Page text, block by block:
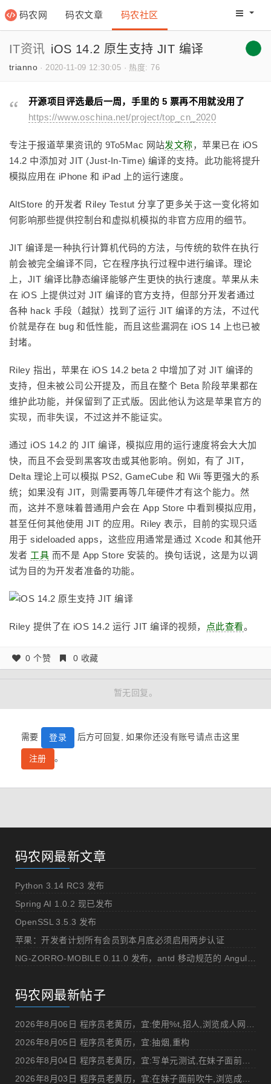
码农网 码农文章 码农社区 码农网
IT资讯 iOS 14.2 原生支持 JIT 编译
trianno ·2020-11-09 12:30:05 · 热度: 76
开源项目评选最后一周，手里的 5 票再不用就没用了
https://www.oschina.net/project/top_cn_2020
专注于报道苹果资讯的 9To5Mac 网站发文称，苹果已在 iOS
14.2 中添加对 JIT (Just-In-Time) 编译的支持。此功能将提升
模拟应用在 iPhone 和 iPad 上的运行速度。
AltStore 的开发者 Riley Testut 分享了更多关于这一变化将如
何影响那些提供控制台和虚拟机模拟的非官方应用的细节。
JIT 编译是一种执行计算机代码的方法，与传统的软件在执行
前会被完全编译不同，它在程序执行过程中进行编译。理论
上，JIT 编译比静态编译能够产生更快的执行速度。苹果从未
在 iOS 上提供过对 JIT 编译的官方支持，但部分开发者通过
各种 hack 手段（越狱）找到了运行 JIT 编译的方法，不过代
价就是存在 bug 和低性能，而且这些漏洞在 iOS 14 上也已被
封堵。
Riley 指出，苹果在 iOS 14.2 beta 2 中增加了对 JIT 编译的
支持，但未被公司公开提及，而且在整个 Beta 阶段苹果都在
维护此功能，并保留到了正式版。因此他认为这是苹果官方的
实现，而非失误，不过这并不能证实。
通过 iOS 14.2 的 JIT 编译，模拟应用的运行速度将会大大加
快，而且不会受到黑客攻击或其他影响。例如，有了 JIT，
Delta 理论上可以模拟 PS2, GameCube 和 Wii 等更强大的系
统；如果没有 JIT，则需要再等几年硬件才有这个能力。然
而，这并不意味着普通用户会在 App Store 中看到模拟应用，
甚至任何其他使用 JIT 的应用。Riley 表示，目前的实现只适
用于 sideloaded apps，这些应用通常是通过 Xcode 和其他开
发者 工具 而不是 App Store 安装的。换句话说，这是为以调
试为目的为开发者准备的功能。
Riley 提供了在 iOS 14.2 运行 JIT 编译的视频， 点此查看。
0 个赞 0 收藏
暂无回复。
需要 登录 后方可回复, 如果你还没有账号请点击这里
注册 。
码农网最新文章
Python 3.14 RC3 发布
Spring AI 1.0.2 现已发布
OpenSSL 3.5.3 发布
苹果：开发者计划所有会员到本月底必须启用两步认证
码农网最新帖子
2026年8月05日 程序员老黄历，宜:抽烟,重构